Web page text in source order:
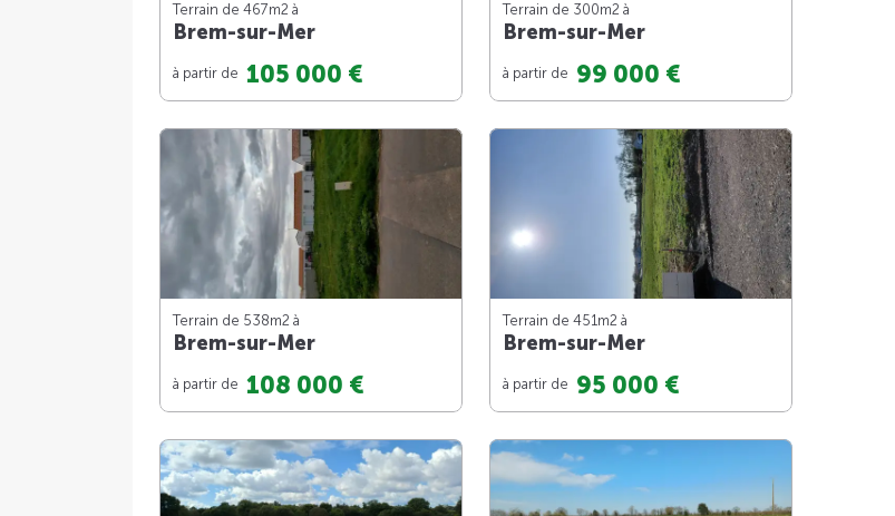
Terrain de 467m2 à
Brem-sur-Mer
à partir de 105 000 €
Terrain de 300m2 à
Brem-sur-Mer
à partir de 99 000 €
Terrain de 538m2 à
Brem-sur-Mer
à partir de 108 000 €
Terrain de 451m2 à
Brem-sur-Mer
à partir de 95 000 €